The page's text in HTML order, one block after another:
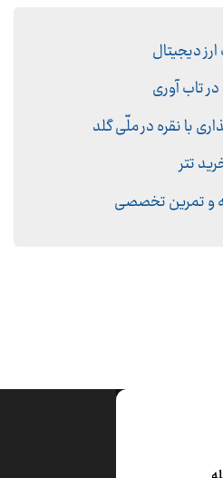
دیجیتال
در تاب آوری
با نقره در ملّی گلد
تتر
و تمرین تخصصی